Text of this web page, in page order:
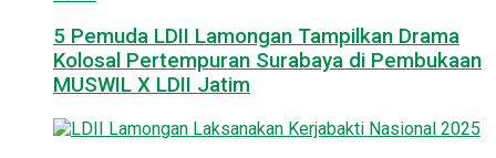
5 Pemuda LDII Lamongan Tampilkan Drama
Kolosal Pertempuran Surabaya di Pembukaan
MUSWIL X LDII Jatim